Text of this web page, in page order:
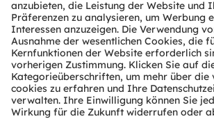
Whistleblowing
© 2026 ams-OSRAM AG. All rights reserved.